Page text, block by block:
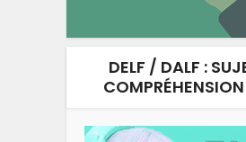
DELF / DALF :